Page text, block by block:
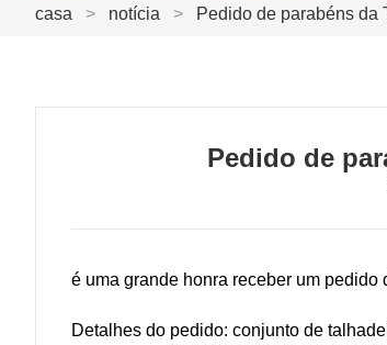
casa > notícia > Pedido de parabéns da
Pedido de
é uma grande honra receber um pedido
Detalhes do pedido: conjunto de